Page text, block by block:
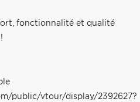
fonctionnalité et qualité
public/vtour/display/2392627?